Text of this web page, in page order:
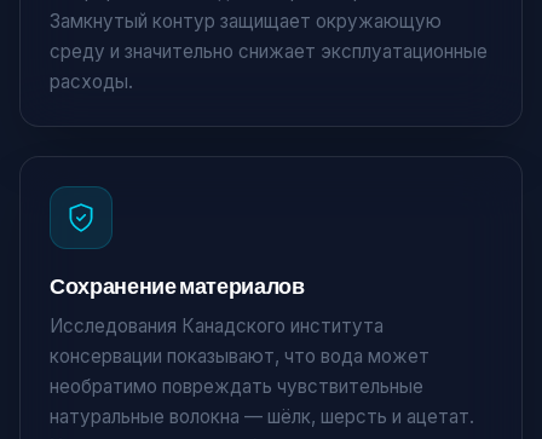
Замкнутый контур защищает окружающую
среду и значительно снижает эксплуатационные
расходы.
Сохранение материалов
Исследования Канадского института
консервации показывают, что вода может
необратимо повреждать чувствительные
натуральные волокна — шёлк, шерсть и ацетат.